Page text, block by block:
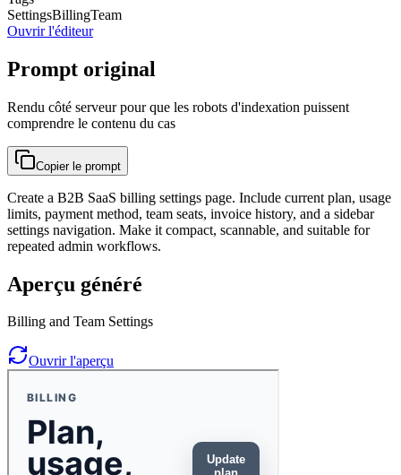
SettingsBillingTeam
Ouvrir l'éditeur
Prompt original
Rendu côté serveur pour que les robots d'indexation puissent
comprendre le contenu du cas
Copier le prompt
Create a B2B SaaS billing settings page. Include current plan, usage
limits, payment method, team seats, invoice history, and a sidebar
settings navigation. Make it compact, scannable, and suitable for
repeated admin workflows.
Aperçu généré
Billing and Team Settings
Ouvrir l'aperçu